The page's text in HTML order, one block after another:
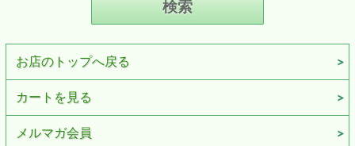
お店のトップへ戻る
カートを見る
メルマガ会員